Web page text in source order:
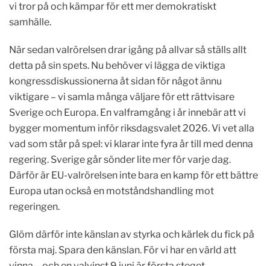
vi tror på och kämpar för ett mer demokratiskt
samhälle.
När sedan valrörelsen drar igång på allvar så ställs allt
detta på sin spets. Nu behöver vi lägga de viktiga
kongressdiskussionerna åt sidan för något ännu
viktigare – vi samla många väljare för ett rättvisare
Sverige och Europa. En valframgång i år innebär att vi
bygger momentum inför riksdagsvalet 2026. Vi vet alla
vad som står på spel: vi klarar inte fyra år till med denna
regering. Sverige går sönder lite mer för varje dag.
Därför är EU-valrörelsen inte bara en kamp för ett bättre
Europa utan också en motståndshandling mot
regeringen.
Glöm därför inte känslan av styrka och kärlek du fick på
första maj. Spara den känslan. För vi har en värld att